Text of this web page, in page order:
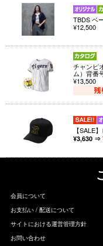
TBDS ベ
¥12,500
チャンピ
ム）背番
¥13,500
【SALE
¥3,630 ⇒
会員について
お支払い / 配送について
サイトにおける運営管理方針
お問い合わせ